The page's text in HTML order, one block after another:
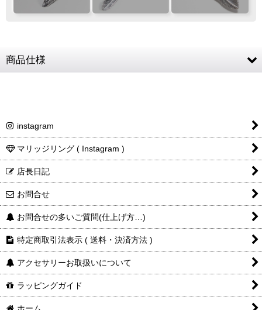
ン
人気
白銀
¥70,400
¥71,500
人気
¥55,110
人気
商品仕様
フェザー左
フェザー右 L2 約60 × 12mm
チェーン全長 50cm (CL100/4C) ※パーツ全て含む
チェーンコマ
幅
ー
商品詳細金
税込表記です
instagram
マリッジリング ( Instagram )
店長日記
お問合せ
お問合せの多いご質問(仕上げ方…)
特定商取引法表示 ( 送料・決済方法 )
アクセサリーお取扱いについて
ラッピングガイド